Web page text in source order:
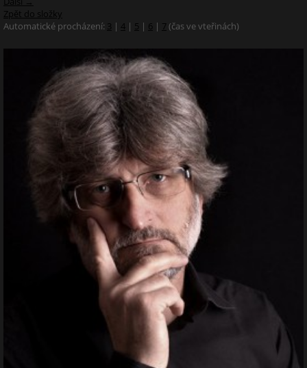
Zpět do složky
Automatické procházení: 3 | 4 | 5 | 6 | 7 (čas ve vteřinách)